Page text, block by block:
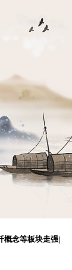
概念等板块走强|